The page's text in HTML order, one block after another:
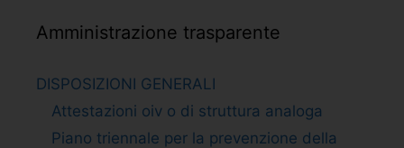
Amministrazione trasparente
DISPOSIZIONI GENERALI
Attestazioni oiv o di struttura analoga
Piano triennale per la prevenzione della